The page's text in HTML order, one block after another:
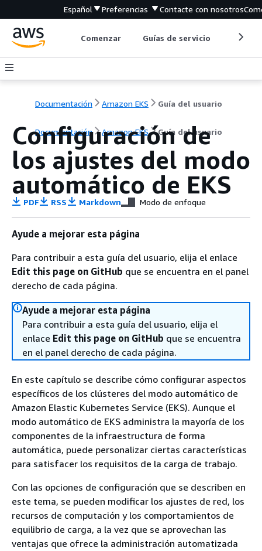
Español Preferencias Contacte con nosotros
Comenzar Guías de servicio
Documentación Amazon EKS Guía del usuario
Documentación Amazon EKS Guía del usuario
Configuración de
los ajustes del modo
automático de EKS
PDF RSS Markdown Modo de enfoque
Ayude a mejorar esta página
Para contribuir a esta guía del usuario, elija el enlace
Edit this page on GitHub que se encuentra en el panel
derecho de cada página.
Ayude a mejorar esta página
Para contribuir a esta guía del usuario, elija el
enlace Edit this page on GitHub que se encuentra
en el panel derecho de cada página.
En este capítulo se describe cómo configurar aspectos
específicos de los clústeres del modo automático de
Amazon Elastic Kubernetes Service (EKS). Aunque el
modo automático de EKS administra la mayoría de los
componentes de la infraestructura de forma
automática, puede personalizar ciertas características
para satisfacer los requisitos de la carga de trabajo.
Con las opciones de configuración que se describen en
este tema, se pueden modificar los ajustes de red, los
recursos de computación y los comportamientos de
equilibrio de carga, a la vez que se aprovechan las
ventajas que ofrece la administración automatizada